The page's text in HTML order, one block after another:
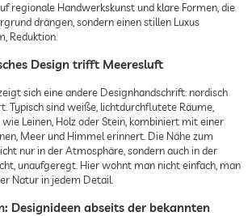
regionale Handwerkskunst und klare Formen, die
drängen, sondern einen stillen Luxus
Reduktion.
Design trifft Meeresluft
sich eine andere Designhandschrift: nordisch
Typisch sind weiße, lichtdurchflutete Räume,
Leinen, Holz oder Stein, kombiniert mit einer
Meer und Himmel erinnert. Die Nähe zum
nur in der Atmosphäre, sondern auch in der
unaufgeregt. Hier wohnt man nicht einfach, man
Natur in jedem Detail.
Designideen abseits der bekannten